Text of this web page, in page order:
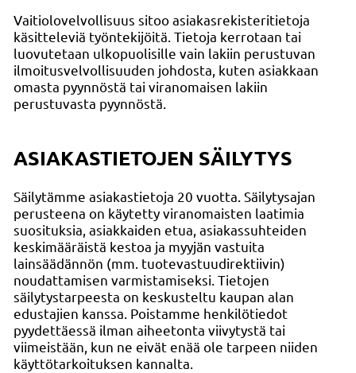
Vaitiolovelvollisuus sitoo asiakasrekisteritietoja
käsitteleviä työntekijöitä. Tietoja kerrotaan tai
luovutetaan ulkopuolisille vain lakiin perustuvan
ilmoitusvelvollisuuden johdosta, kuten asiakkaan
omasta pyynnöstä tai viranomaisen lakiin
perustuvasta pyynnöstä.
ASIAKASTIETOJEN SÄILYTYS
Säilytämme asiakastietoja 20 vuotta. Säilytysajan
perusteena on käytetty viranomaisten laatimia
suosituksia, asiakkaiden etua, asiakassuhteiden
keskimääräistä kestoa ja myyjän vastuita
lainsäädännön (mm. tuotevastuudirektiivin)
noudattamisen varmistamiseksi. Tietojen
säilytystarpeesta on keskusteltu kaupan alan
edustajien kanssa. Poistamme henkilötiedot
pyydettäessä ilman aiheetonta viivytystä tai
viimeistään, kun ne eivät enää ole tarpeen niiden
käyttötarkoituksen kannalta.